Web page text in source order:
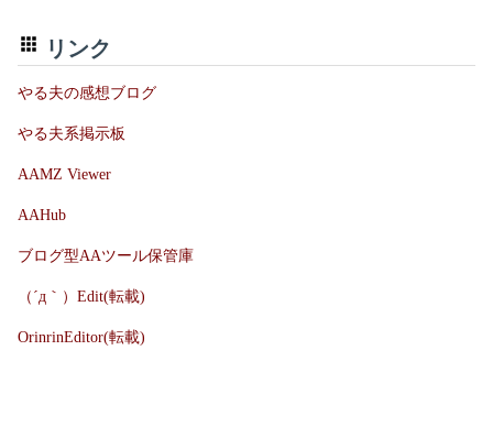
リンク
やる夫の感想ブログ
やる夫系掲示板
AAMZ Viewer
AAHub
ブログ型AAツール保管庫
（´д｀）Edit(転載)
OrinrinEditor(転載)